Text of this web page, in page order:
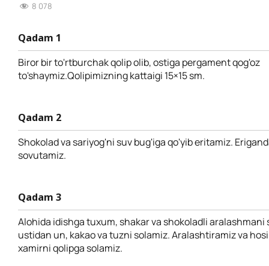
8 078
Qadam 1
Biror bir to'rtburchak qolip olib, ostiga pergament qog'oz
to'shaymiz.Qolipimizning kattaigi 15×15 sm.
Qadam 2
Shokolad va sariyog'ni suv bug'iga qo'yib eritamiz.
sovutamiz.
Qadam 3
Alohida idishga tuxum, shakar va shokoladli aralashmani
ustidan un, kakao va tuzni solamiz. Aralashtiramiz va
xamirni qolipga solamiz.